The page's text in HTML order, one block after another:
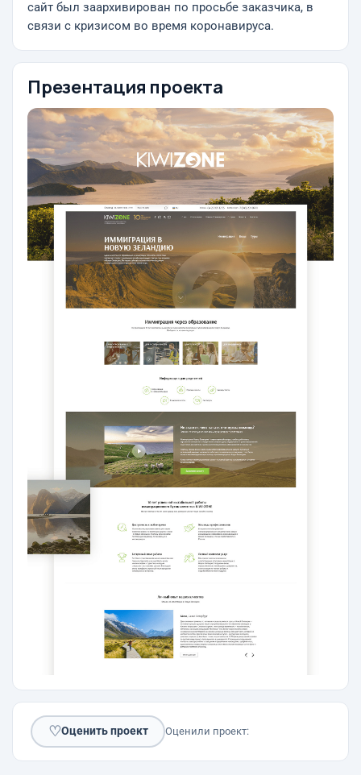
сайт был заархивирован по просьбе заказчика, в
связи с кризисом во время коронавируса.
Презентация проекта
♡Оценить проект Оценили проект: